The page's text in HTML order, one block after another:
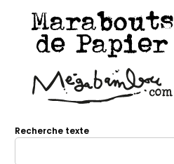
Marabouts
de Papier
Recherche texte